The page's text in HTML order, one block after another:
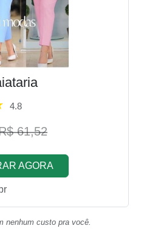
4.8
61,52
AGORA
nenhum custo pra você.